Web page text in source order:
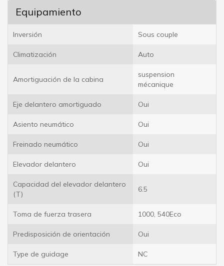
Equipamiento
Inversión Sous couple
Climatización Auto
Amortiguación de la cabina
suspension
mécanique
Eje delantero amortiguado Oui
Asiento neumático Oui
Freinado neumático Oui
Elevador delantero Oui
Capacidad del elevador delantero
(T)
6.5
Toma de fuerza trasera 1000, 540Eco
Predisposición de orientación Oui
Type de guidage NC